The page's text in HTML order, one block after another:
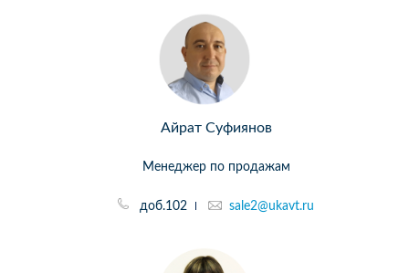
Айрат Суфиянов
Менеджер по продажам
доб.102 sale2@ukavt.ru